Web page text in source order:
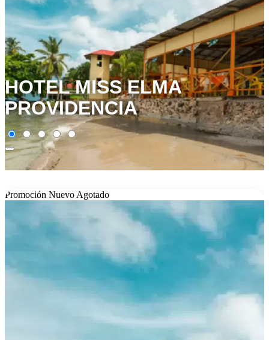
HOTEL MISS ELMA
PROVIDENCIA
Promoción Nuevo Agotado